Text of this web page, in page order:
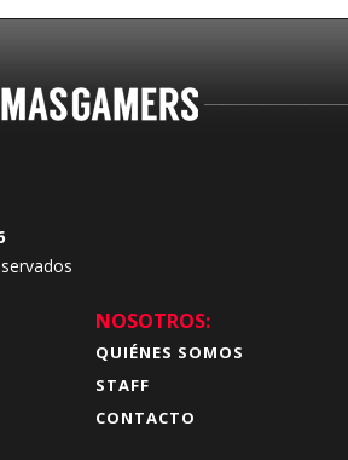
NOSOTROS:
QUIÉNES SOMOS
STAFF
CONTACTO